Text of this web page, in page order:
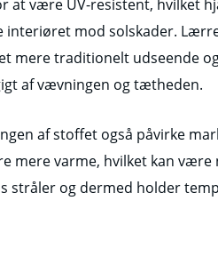
at være UV-resistent, hvilket
interiøret mod solskader.
mere traditionelt udseende
af vævningen og tætheden.
af stoffet også påvirke
mere varme, hvilket kan
stråler og dermed holder